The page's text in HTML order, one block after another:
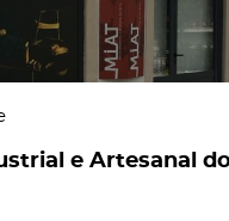
e Artesanal